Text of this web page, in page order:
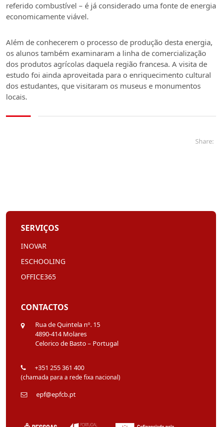
referido combustível – é já considerado uma fonte de energia
economicamente viável.
Além de conhecerem o processo de produção desta energia,
os alunos também examinaram a linha de comercialização
dos produtos agrícolas daquela região francesa. A visita de
estudo foi ainda aproveitada para o enriquecimento cultural
dos estudantes, que visitaram os museus e monumentos
locais.
Share:
SERVIÇOS
INOVAR
ESCHOOLING
OFFICE365
CONTACTOS
Rua de Quintela nº. 15
4890-414 Molares
Celorico de Basto – Portugal
+351 255 361 400
(chamada para a rede fixa nacional)
epf@epfcb.pt